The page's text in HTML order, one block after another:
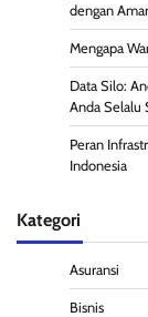
dengan
Mengapa
Data Silo:
Anda Selalu
Peran
Indonesia
Kategori
Asuransi
Bisnis